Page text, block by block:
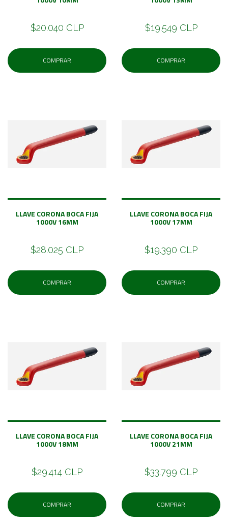
$20.040 CLP
COMPRAR
$19.549 CLP
COMPRAR
LLAVE CORONA BOCA FIJA
1000V 16MM
$28.025 CLP
COMPRAR
LLAVE CORONA BOCA FIJA
1000V 17MM
$19.390 CLP
COMPRAR
LLAVE CORONA BOCA FIJA
1000V 18MM
$29.414 CLP
COMPRAR
LLAVE CORONA BOCA FIJA
1000V 21MM
$33.799 CLP
COMPRAR